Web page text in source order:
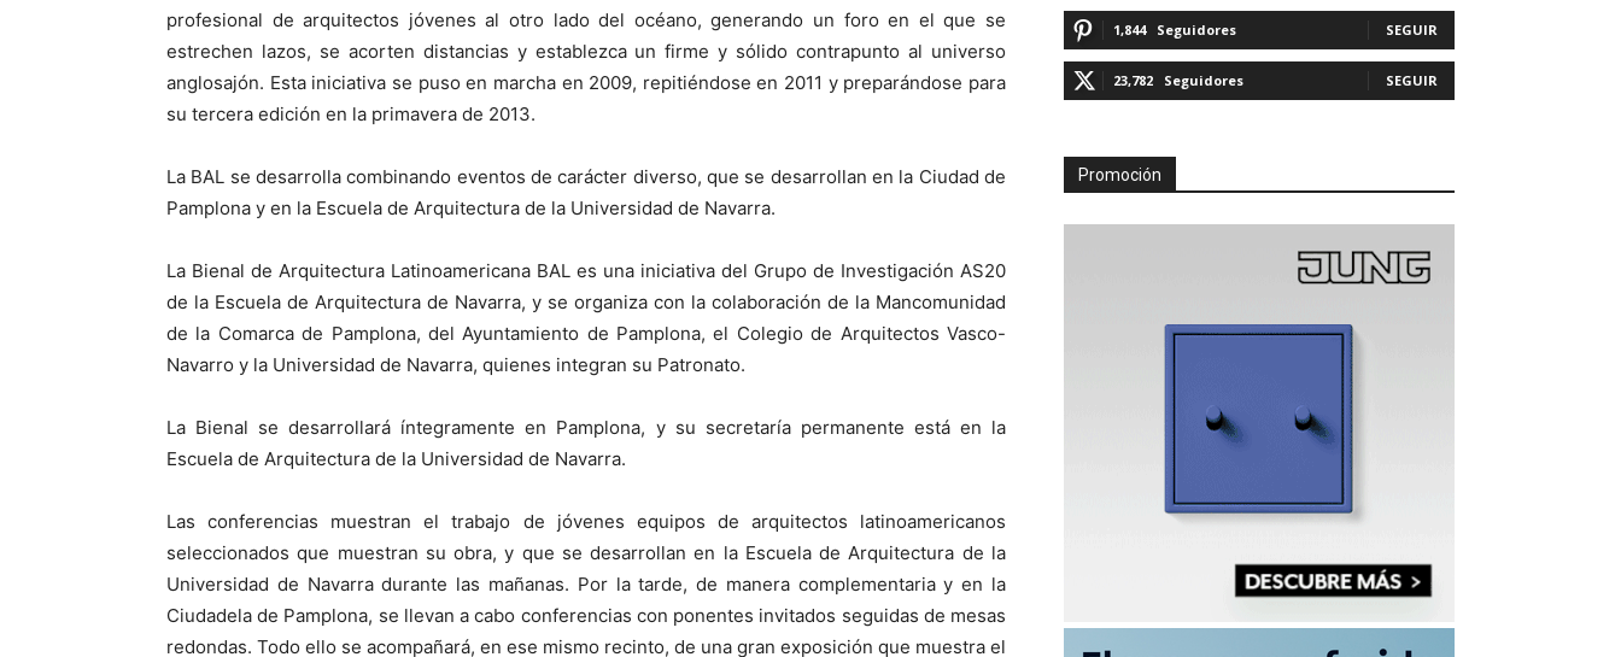
profesional de arquitectos jóvenes al otro lado del océano, generando un foro en el que se
estrechen lazos, se acorten distancias y establezca un firme y sólido contrapunto al universo
anglosajón. Esta iniciativa se puso en marcha en 2009, repitiéndose en 2011 y preparándose para
su tercera edición en la primavera de 2013.
La BAL se desarrolla combinando eventos de carácter diverso, que se desarrollan en la Ciudad de
Pamplona y en la Escuela de Arquitectura de la Universidad de Navarra.
La Bienal de Arquitectura Latinoamericana BAL es una iniciativa del Grupo de Investigación AS20
de la Escuela de Arquitectura de Navarra, y se organiza con la colaboración de la Mancomunidad
de la Comarca de Pamplona, del Ayuntamiento de Pamplona, el Colegio de Arquitectos Vasco-
Navarro y la Universidad de Navarra, quienes integran su Patronato.
La Bienal se desarrollará íntegramente en Pamplona, y su secretaría permanente está en la
Escuela de Arquitectura de la Universidad de Navarra.
Las conferencias muestran el trabajo de jóvenes equipos de arquitectos latinoamericanos
seleccionados que muestran su obra, y que se desarrollan en la Escuela de Arquitectura de la
Universidad de Navarra durante las mañanas. Por la tarde, de manera complementaria y en la
Ciudadela de Pamplona, se llevan a cabo conferencias con ponentes invitados seguidas de mesas
redondas. Todo ello se acompañará, en ese mismo recinto, de una gran exposición que muestra el
1,844 Seguidores SEGUIR
23,782 Seguidores SEGUIR
Promoción